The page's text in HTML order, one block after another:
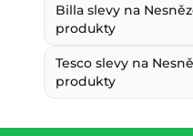
Billa slevy na
produkty
Tesco slevy na
produkty